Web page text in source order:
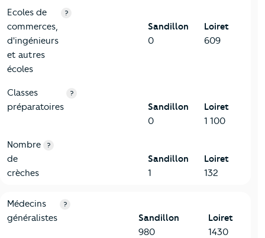
Ecoles de
commerces,
d'ingénieurs
et autres
écoles
?
Sandillon
0
Loiret
609
Classes
préparatoires
?
Sandillon
0
Loiret
1 100
Nombre
de
crèches
?
Sandillon
1
Loiret
132
5-Commerces
Critères Sandillon
Médecins
généralistes
?
Sandillon
980
Loiret
1430